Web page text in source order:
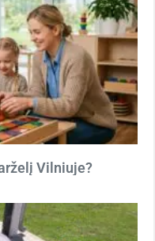
Vilniuje?